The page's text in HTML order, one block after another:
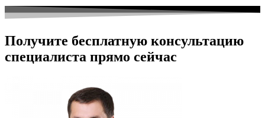
Получите бесплатную консультацию
специалиста прямо сейчас